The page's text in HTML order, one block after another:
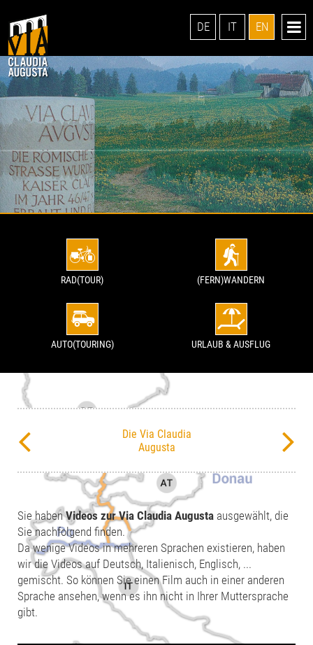
DE IT EN
RAD(TOUR) (FERN)WANDERN
AUTO(TOURING) URLAUB & AUSFLUG
Die Via Claudia
Augusta
Sie habenVideos zur Via Claudia Augusta ausgewählt, die
Sie nachfolgend finden.
Da wenige Videos in mehreren Sprachen existieren, haben
wir die Videos auf Deutsch, Italienisch, Englisch, ...
gemischt. So können Sie einen Film auch in einer anderen
Sprache ansehen, wenn es ihn nicht in Ihrer Muttersprache
gibt.